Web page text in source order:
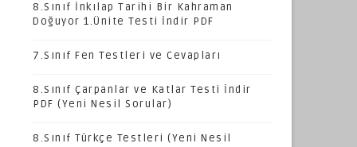
8.Sınıf İnkılap Tarihi Bir Kahraman
Doğuyor 1.Ünite Testi İndir PDF
7.Sınıf Fen Testleri ve Cevapları
8.Sınıf Çarpanlar ve Katlar Testi İndir
PDF (Yeni Nesil Sorular)
8.Sınıf Türkçe Testleri (Yeni Nesil